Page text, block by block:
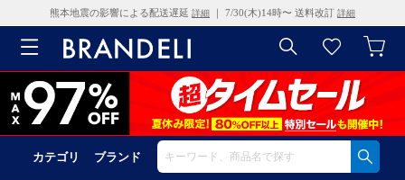
熊本地震の影響による配送遅延 詳細 ｜ 7/30(木)14時〜 送料改訂 詳細
カテゴリ ブランド